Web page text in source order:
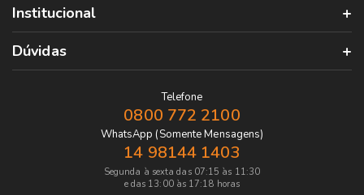
Institucional
Dúvidas
Telefone
0800 772 2100
WhatsApp (Somente Mensagens)
14 98144 1403
Segunda à sexta das 07:15 às 11:30
e das 13:00 às 17:18 horas